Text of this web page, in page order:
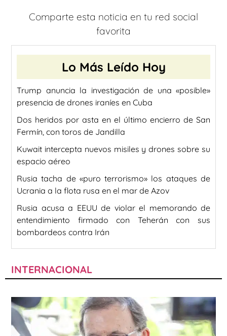
Comparte esta noticia en tu red social
favorita
Lo Más Leído Hoy
Trump anuncia la investigación de una «posible»
presencia de drones iraníes en Cuba
Dos heridos por asta en el último encierro de San
Fermín, con toros de Jandilla
Kuwait intercepta nuevos misiles y drones sobre su
espacio aéreo
Rusia tacha de «puro terrorismo» los ataques de
Ucrania a la flota rusa en el mar de Azov
Rusia acusa a EEUU de violar el memorando de
entendimiento firmado con Teherán con sus
bombardeos contra Irán
INTERNACIONAL